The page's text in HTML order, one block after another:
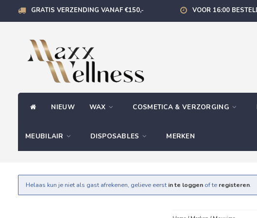
GRATIS VERZENDING VANAF €150,- VOOR 16:00
NIEUW WAX COSMETICA & VERZORGING
MEUBILAIR DISPOSABLES MERKEN
Helaas kun je niet als gast afrekenen, gelieve eerst in te loggen of te registeren.